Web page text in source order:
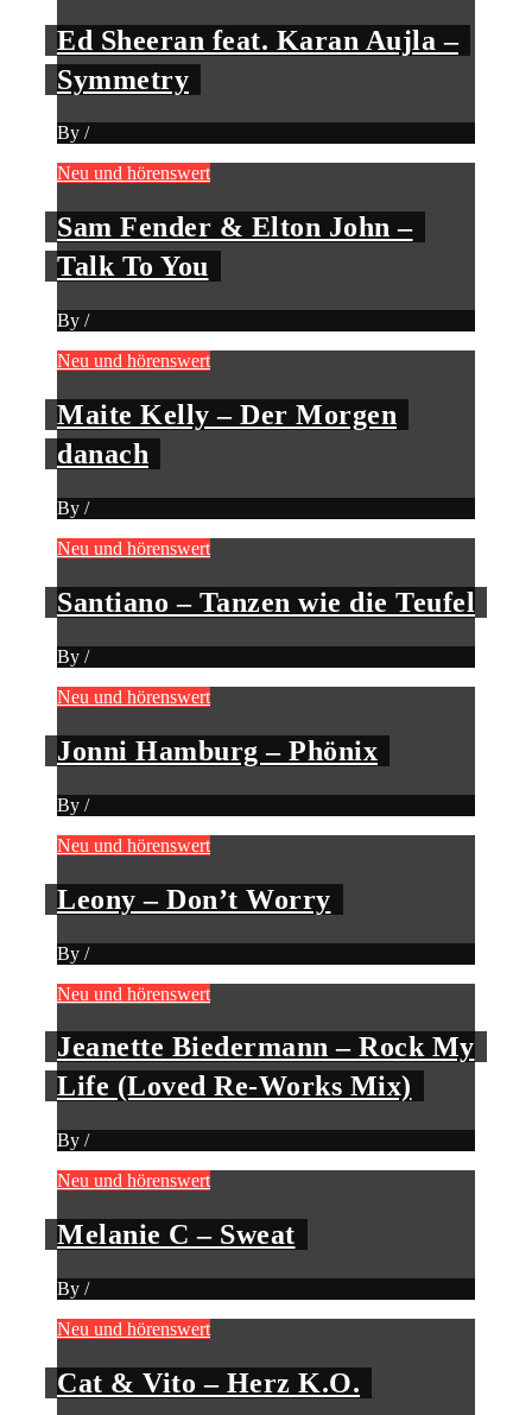
Ed Sheeran feat. Karan Aujla –
Symmetry
By /
Neu und hörenswert
Sam Fender & Elton John –
Talk To You
By /
Neu und hörenswert
Maite Kelly – Der Morgen
danach
By /
Neu und hörenswert
Santiano – Tanzen wie die Teufel
By /
Neu und hörenswert
Jonni Hamburg – Phönix
By /
Neu und hörenswert
Leony – Don’t Worry
By /
Neu und hörenswert
Jeanette Biedermann – Rock My
Life (Loved Re-Works Mix)
By /
Neu und hörenswert
Melanie C – Sweat
By /
Neu und hörenswert
Cat & Vito – Herz K.O.